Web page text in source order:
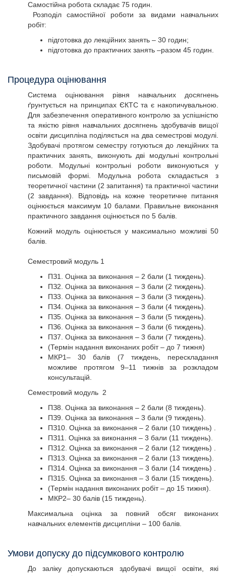
Самостійна робота складає 75 годин.
Розподіл самостійної роботи за видами навчальних
робіт:
підготовка до лекційних занять – 30 годин;
підготовка до практичних занять –разом 45 годин.
Процедура оцінювання
Система оцінювання рівня навчальних досягнень
ґрунтується на принципах ЄКТС та є накопичувальною.
Для забезпечення оперативного контролю за успішністю
та якістю рівня навчальних досягнень здобувачів вищої
освіти дисципліна поділяється на два семестрові модулі.
Здобувачі протягом семестру готуються до лекційних та
практичних занять, виконують дві модульні контрольні
роботи. Модульні контрольні роботи виконуються у
письмовій формі. Модульна робота складається з
теоретичної частини (2 запитання) та практичної частини
(2 завдання). Відповідь на кожне теоретичне питання
оцінюється максимум 10 балами. Правильне виконання
практичного завдання оцінюється по 5 балів.
Кожний модуль оцінюється у максимально можливі 50
балів.
Семестровий модуль 1
ПЗ1. Оцінка за виконання – 2 бали (1 тиждень).
ПЗ2. Оцінка за виконання – 3 бали (2 тиждень).
ПЗ3. Оцінка за виконання – 3 бали (3 тиждень).
ПЗ4. Оцінка за виконання – 3 бали (4 тиждень).
ПЗ5. Оцінка за виконання – 3 бали (5 тиждень).
ПЗ6. Оцінка за виконання – 3 бали (6 тиждень).
ПЗ7. Оцінка за виконання – 3 бали (7 тиждень).
(Термін надання виконаних робіт – до 7 тижня)
МКР1– 30 балів (7 тиждень, перескладання
можливе протягом 9–11 тижнів за розкладом
консультацій.
Семестровий модуль 2
ПЗ8. Оцінка за виконання – 2 бали (8 тиждень).
ПЗ9. Оцінка за виконання – 3 бали (9 тиждень).
ПЗ10. Оцінка за виконання – 2 бали (10 тиждень) .
ПЗ11. Оцінка за виконання – 3 бали (11 тиждень).
ПЗ12. Оцінка за виконання – 2 бали (12 тиждень) .
ПЗ13. Оцінка за виконання – 2 бали (13 тиждень).
ПЗ14. Оцінка за виконання – 3 бали (14 тиждень) .
ПЗ15. Оцінка за виконання – 3 бали (15 тиждень).
(Термін надання виконаних робіт – до 15 тижня).
МКР2– 30 балів (15 тиждень).
Максимальна оцінка за повний обсяг виконаних
навчальних елементів дисципліни – 100 балів.
Умови допуску до підсумкового контролю
До заліку допускаються здобувачі вищої освіти, які